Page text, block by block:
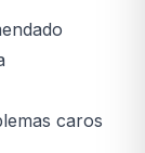
caros